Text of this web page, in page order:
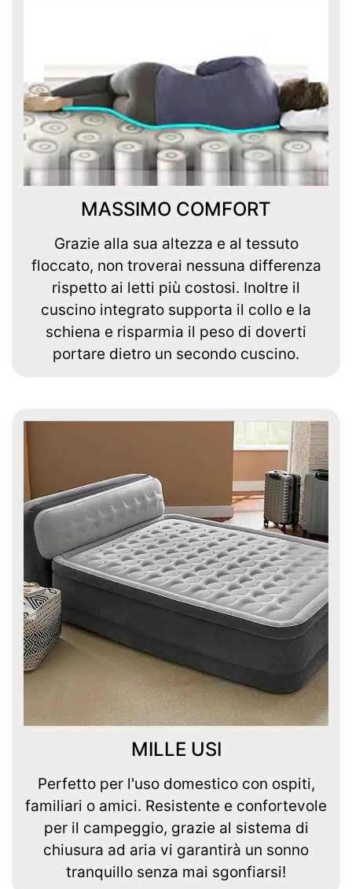
MASSIMO COMFORT
Grazie alla sua altezza e al tessuto
floccato, non troverai nessuna differenza
rispetto ai letti più costosi. Inoltre il
cuscino integrato supporta il collo e la
schiena e risparmia il peso di doverti
portare dietro un secondo cuscino.
MILLE USI
Perfetto per l'uso domestico con ospiti,
familiari o amici. Resistente e confortevole
per il campeggio, grazie al sistema di
chiusura ad aria vi garantirà un sonno
tranquillo senza mai sgonfiarsi!